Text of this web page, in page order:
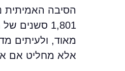
1,801
מאוד, ולעיתים
אלא מחליט אם